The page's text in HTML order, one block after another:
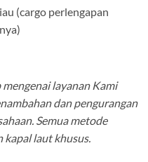
(cargo perlengapan
layanan Kami
dan pengurangan
Semua metode
kapal laut khusus.